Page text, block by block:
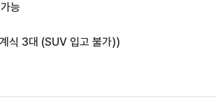
능
식 3대 (SUV 입고 불가))